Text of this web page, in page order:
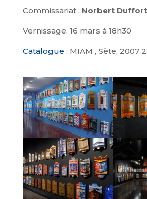
Commissariat : Norbert Duffort
Vernissage: 16 mars à 18h30
Catalogue : MIAM , Sète, 2007